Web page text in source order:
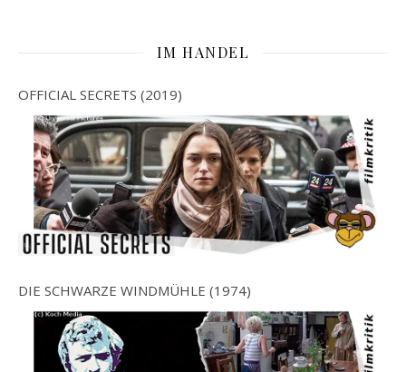
IM HANDEL
OFFICIAL SECRETS (2019)
DIE SCHWARZE WINDMÜHLE (1974)